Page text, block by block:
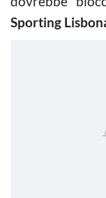
Sporting